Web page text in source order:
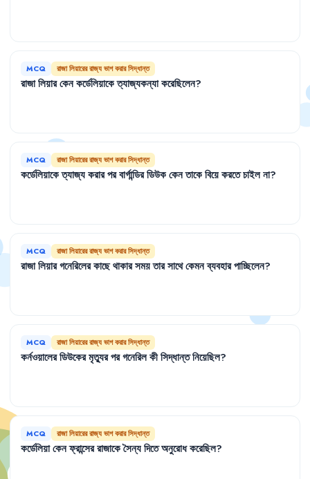
MCQ রাজা লিয়ারের রাজ্য ভাগ করার সিদ্ধান্ত
রাজালিয়ারকেনকর্ডেলিয়াকেত্যাজ্যকন্যাকরেছিলেন?
MCQ রাজা লিয়ারের রাজ্য ভাগ করার সিদ্ধান্ত
কর্ডেলিয়াকেত্যাজ্যকরারপরবার্গান্ডিরডিউককেনতাকেবিয়েকরতেচাইলনা?
MCQ রাজা লিয়ারের রাজ্য ভাগ করার সিদ্ধান্ত
রাজালিয়ারগনেরিলেরকাছেথাকারসময়তারসাথেকেমনব্যবহারপাচ্ছিলেন?
MCQ রাজা লিয়ারের রাজ্য ভাগ করার সিদ্ধান্ত
কর্নওয়ালেরডিউকেরমৃত্যুরপরগনেরিলকীসিদ্ধান্তনিয়েছিল?
MCQ রাজা লিয়ারের রাজ্য ভাগ করার সিদ্ধান্ত
কর্ডেলিয়াকেনফ্রান্সেররাজাকেসৈন্যদিতেঅনুরোধকরেছিল?